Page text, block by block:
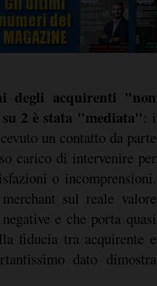
degli acquirenti "non
2 è stata "mediata": i
un contatto da parte
carico di intervenire per
o incomprensioni.
sul reale valore
e che porta quasi
fiducia tra acquirente e
dato dimostra